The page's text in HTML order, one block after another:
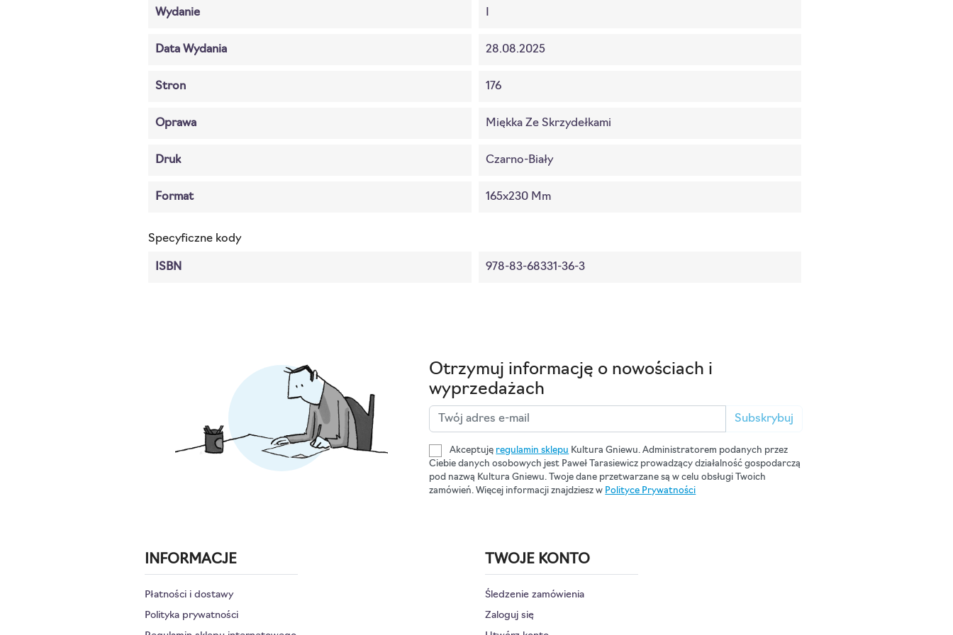
Wydanie
Data Wydania 28.08.2025
Stron 176
Oprawa Miękka Ze Skrzydełkami
Druk Czarno-Biały
Format 165x230 Mm
Specyficzne kody
ISBN 978-83-68331-36-3
Otrzymuj informację o nowościach i
wyprzedażach
Subskrybuj
Akceptuję regulamin sklepu Kultura Gniewu. Administratorem podanych przez
Ciebie danych osobowych jest Paweł Tarasiewicz prowadzący działalność gospodarczą
pod nazwą Kultura Gniewu. Twoje dane przetwarzane są w celu obsługi Twoich
zamówień. Więcej informacji znajdziesz w Polityce Prywatności
INFORMACJE
Płatności i dostawy
Polityka prywatności
TWOJE KONTO
Śledzenie zamówienia
Zaloguj się